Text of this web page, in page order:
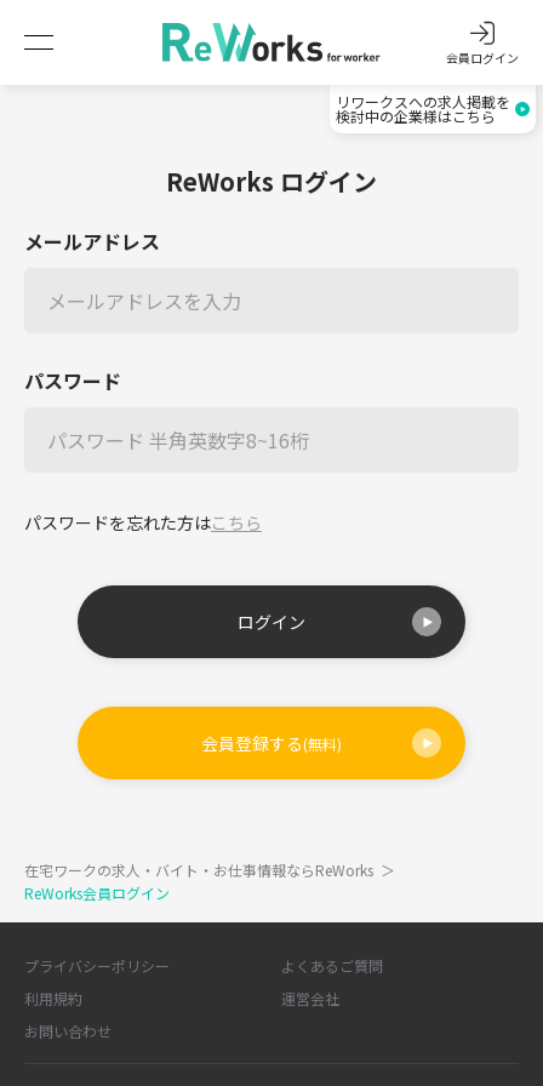
会員ログイン
リワークスへの求人掲載を
検討中の企業様はこちら
ReWorks ログイン
メールアドレス
パスワード
パスワードを忘れた方はこちら
ログイン
会員登録する(無料)
在宅ワークの求人・バイト・お仕事情報ならReWorks ＞
ReWorks会員ログイン
プライバシーポリシー
よくあるご質問
利用規約
運営会社
お問い合わせ